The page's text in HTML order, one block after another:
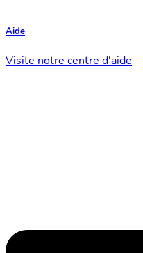
Aide
Visite notre centre d'aide